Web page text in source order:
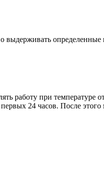
выдерживать
работу при температуре
24 часов. После